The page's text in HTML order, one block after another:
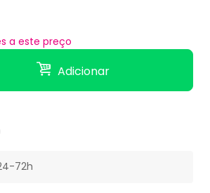
a este preço
Adicionar
72h